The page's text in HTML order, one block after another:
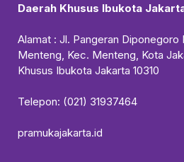
Daerah Khusus Ibukota
Alamat : Jl. Pangeran Diponegoro
Menteng, Kec. Menteng, Kota
Khusus Ibukota Jakarta 10310
Telepon: (021) 31937464
pramukajakarta.id